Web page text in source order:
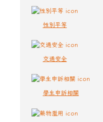
性別平等
交通安全
學生申訴相關